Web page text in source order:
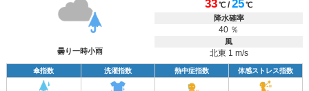
曇り一時小雨
33℃ /25℃
降水確率
40 ％
風
北東 1 m/s
傘指数 洗濯指数 熱中症指数 体感ストレス指数